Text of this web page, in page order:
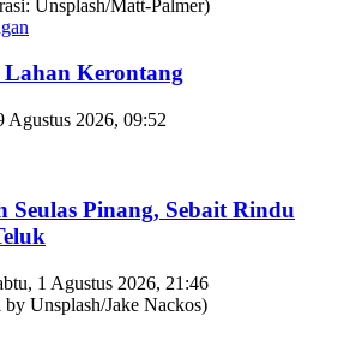
Kerontang
Agustus 2026, 09:52
Seulas Pinang, Sebait Rindu
1 Agustus 2026, 21:46